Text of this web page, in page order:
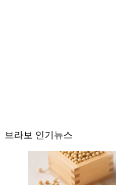
브라보 인기뉴스